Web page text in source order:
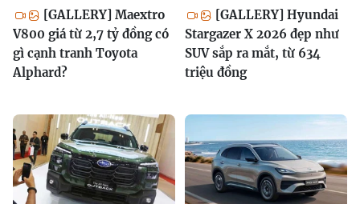
[GALLERY] Maextro
V800 giá từ 2,7 tỷ đồng có
gì cạnh tranh Toyota
Alphard?
[GALLERY] Hyundai
Stargazer X 2026 đẹp như
SUV sắp ra mắt, từ 634
triệu đồng